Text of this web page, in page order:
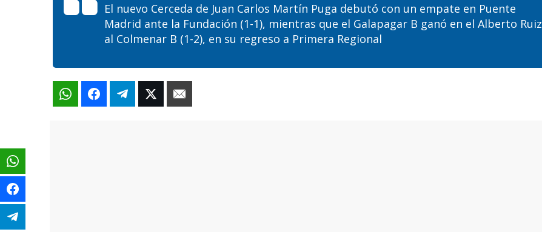
El nuevo Cerceda de Juan Carlos Martín Puga debutó con un empate en Puente
Madrid ante la Fundación (1-1), mientras que el Galapagar B ganó en el Alberto Ruiz
al Colmenar B (1-2), en su regreso a Primera Regional